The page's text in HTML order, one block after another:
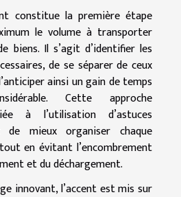
constitue la première étape
le volume à transporter
biens. Il s’agit d’identifier les
de se séparer de ceux
ainsi un gain de temps
Cette approche
à l’utilisation d’astuces
de mieux organiser chaque
en évitant l’encombrement
et du déchargement.
innovant, l’accent est mis sur